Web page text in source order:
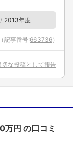
2013年度
（記事番号:663736）
切な投稿として報告
万円 の口コミ